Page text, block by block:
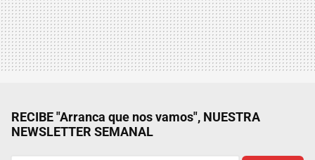
RECIBE "Arranca que nos vamos", NUESTRA
NEWSLETTER SEMANAL